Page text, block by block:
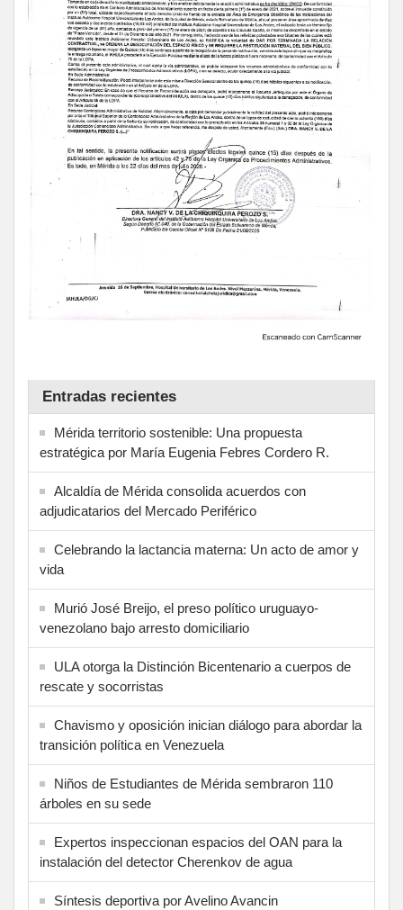
Entradas recientes
Mérida territorio sostenible: Una propuesta
estratégica por María Eugenia Febres Cordero R.
Alcaldía de Mérida consolida acuerdos con
adjudicatarios del Mercado Periférico
Celebrando la lactancia materna: Un acto de amor y
vida
Murió José Breijo, el preso político uruguayo-
venezolano bajo arresto domiciliario
ULA otorga la Distinción Bicentenario a cuerpos de
rescate y socorristas
Chavismo y oposición inician diálogo para abordar la
transición política en Venezuela
Niños de Estudiantes de Mérida sembraron 110
árboles en su sede
Expertos inspeccionan espacios del OAN para la
instalación del detector Cherenkov de agua
Síntesis deportiva por Avelino Avancin